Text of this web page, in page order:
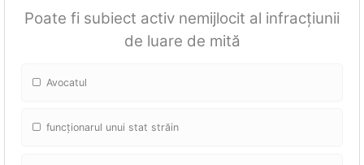
Poate fi subiect activ nemijlocit al infracțiunii
de luare de mită
Avocatul
funcționarul unui stat străin